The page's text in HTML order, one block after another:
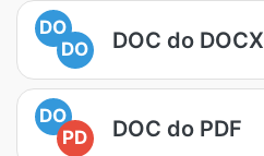
DO
DO
DOC do DOCX
DO
PD
DOC do PDF